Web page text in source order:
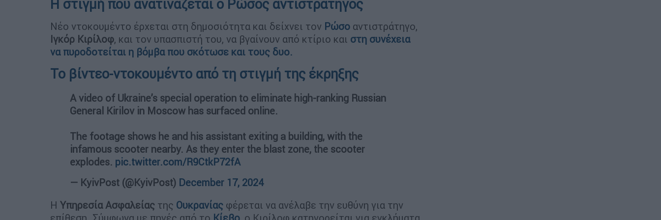
Η στιγμή που ανατινάζεται ο Ρώσος αντιστράτηγος
Νέο ντοκουμέντο έρχεται στη δημοσιότητα και δείχνει τον Ρώσο αντιστράτηγο,
Ιγκόρ Κιρίλοφ, και τον υπασπιστή του, να βγαίνουν από κτίριο και στη συνέχεια
να πυροδοτείται η βόμβα που σκότωσε και τους δυο.
Το βίντεο-ντοκουμέντο από τη στιγμή της έκρηξης
A video of Ukraine’s special operation to eliminate high-ranking Russian
General Kirilov in Moscow has surfaced online.
The footage shows he and his assistant exiting a building, with the
infamous scooter nearby. As they enter the blast zone, the scooter
explodes. pic.twitter.com/R9CtkP72fA
— KyivPost (@KyivPost) December 17, 2024
Η Υπηρεσία Ασφαλείας της Ουκρανίας φέρεται να ανέλαβε την ευθύνη για την